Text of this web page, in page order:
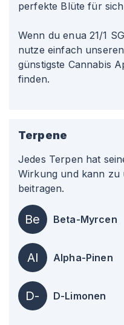
perfekte Blüte für
Wenn du enua 21/1
nutze einfach
günstigste Cannabis
finden.
Terpene
Jedes Terpen hat
Wirkung und kann zu
beitragen.
Be Beta-Myrcen
Al Alpha-Pinen
D- D-Limonen